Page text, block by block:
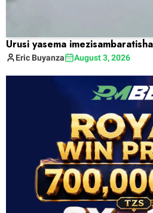
Urusi yasema
Eric Buyanza August 3, 2026